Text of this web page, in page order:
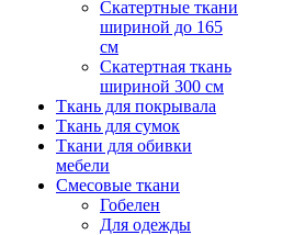
Скатертные ткани
шириной до 165
см
Скатертная ткань
шириной 300 см
Ткань для покрывала
Ткань для сумок
Ткани для обивки
мебели
Смесовые ткани
Гобелен
Для одежды